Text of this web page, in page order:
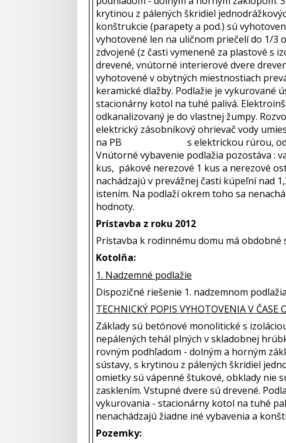
krytinou z pálených škridiel
konštrukcie (parapety a pod.) sú
vyhotovené len na uličnom priečelí do 1/3
zdvojené (z časti vymenené za plastové s
drevené, vnútorné interierové dvere
vyhotovené v obytných miestnostiach
keramické dlažby. Podlažie je vykurované
stacionárny kotol na tuhé palivá.
odkanalizovaný je do vlastnej žumpy.
elektrický zásobníkový ohrievač vody
na PB s elektrickou rúrou, odsávač
Vnútorné vybavenie podlažia pozostáva :
kus, pákové nerezové 1 kus a nerezové
nachádzajú v prevážnej časti kúpeľní nad
istením. Na podlaží okrem toho sa
hodnoty.
Prístavba z roku 2012
Prístavba k rodinnému domu má obdobné
Kotolňa:
1. Nadzemné podlažie
Dispozičné riešenie 1. nadzemnom
TECHNICKÝ POPIS VYHOTOVENIA V ČASE
Základy sú betónové monolitické s
nepálených tehál plných v skladobnej
rovným podhľadom - dolným a horným
sústavy, s krytinou z pálených škridiel
omietky sú vápenné štukové, obklady nie
zasklením. Vstupné dvere sú drevené.
vykurovania - stacionárny kotol na tuhé
nenachádzajú žiadne iné vybavenia a
Pozemky: